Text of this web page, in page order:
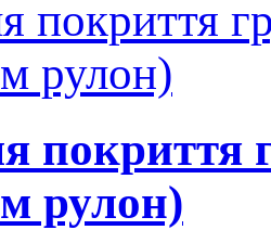
покриття
рулон)